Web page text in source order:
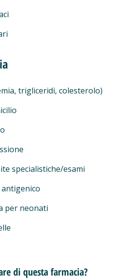
trigliceridi, colesterolo)
specialistiche/esami
antigenico
per neonati
di questa farmacia?